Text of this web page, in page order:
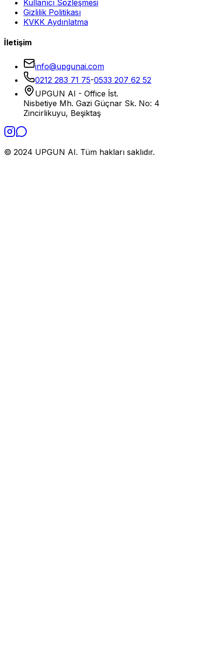
Kullanıcı Sözleşmesi
Gizlilik Politikası
KVKK Aydınlatma
İletişim
info@upgunai.com
0212 283 71 75-0533 207 62 52
UPGUN AI - Office İst.
Nisbetiye Mh. Gazi Güçnar Sk. No: 4
Zincirlikuyu, Beşiktaş
© 2024 UPGUN AI. Tüm hakları saklıdır.